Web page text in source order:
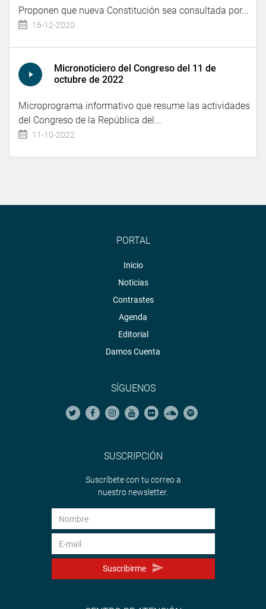
Proponen que nueva Constitución sea consultada por...
16-12-2020
Micronoticiero del Congreso del 11 de
octubre de 2022
Microprograma informativo que resume las actividades
del Congreso de la República del...
11-10-2022
PORTAL
Inicio
Noticias
Contrastes
Agenda
Editorial
Damos Cuenta
SÍGUENOS
SUSCRIPCIÓN
Suscríbete con tu correo a
nuestro newsletter.
Suscribirme